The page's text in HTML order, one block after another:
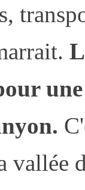
vallée